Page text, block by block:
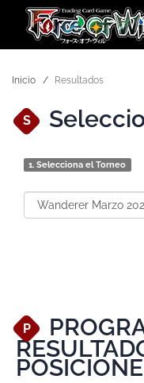
Inicio Resultados
S
1. Selecciona el Torneo
P